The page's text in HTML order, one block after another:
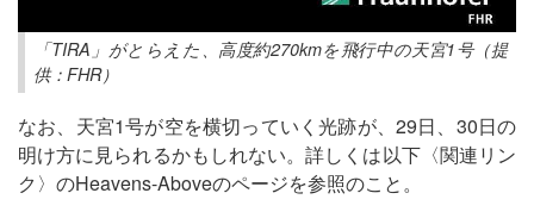
「TIRA」がとらえた、高度約270kmを飛行中の天宮1号（提
供：FHR）
なお、天宮1号が空を横切っていく光跡が、29日、30日の
明け方に見られるかもしれない。詳しくは以下〈関連リン
ク〉のHeavens-Aboveのページを参照のこと。